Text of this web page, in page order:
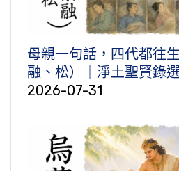
母親一句話，四代都往
融、松）｜淨土聖賢錄
2026-07-31